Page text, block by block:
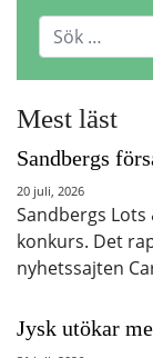
Mest läst
Sandbergs
20 juli, 2026
Sandbergs
konkurs. Det
nyhetssajten
Jysk utökar